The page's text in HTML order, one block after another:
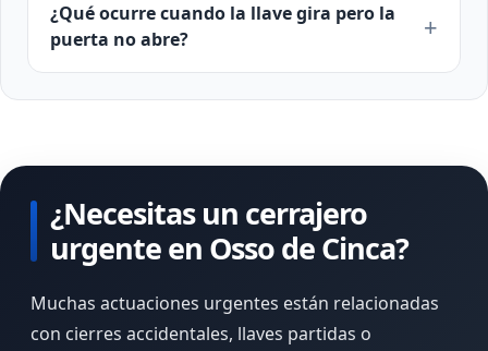
¿Qué ocurre cuando la llave gira pero la
puerta no abre?
¿Necesitas un cerrajero
urgente en Osso de Cinca?
Muchas actuaciones urgentes están relacionadas
con cierres accidentales, llaves partidas o